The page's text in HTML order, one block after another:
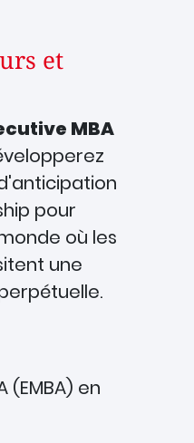
et
MBA
pour
où les
une
(EMBA) en